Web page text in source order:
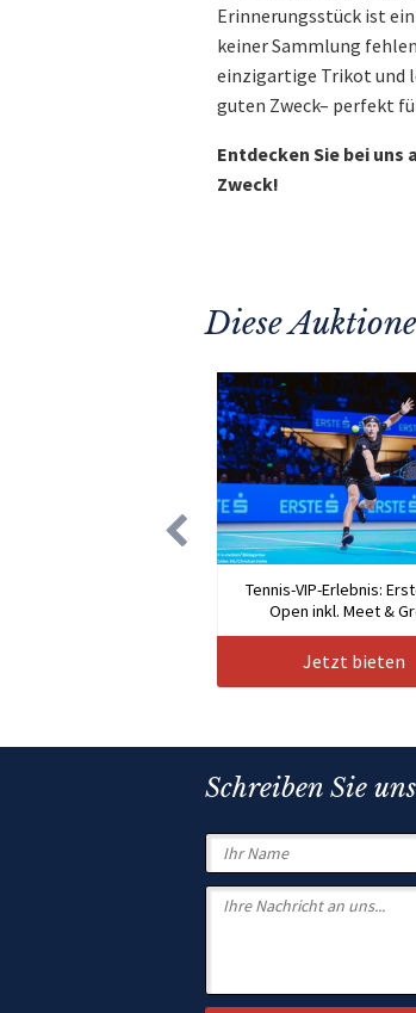
Erinnerungsstück ist
keiner Sammlung
einzigartige Trikot und
guten Zweck– perfekt
Entdecken Sie bei uns
Zweck!
Diese
Tennis-VIP-Erlebnis:
Open inkl. Meet &
Jetzt bieten
Schreiben Sie uns